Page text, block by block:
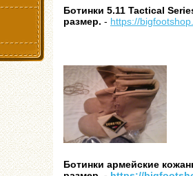
Ботинки 5.11 Tactical
размер. - https://
Ботинки армейские